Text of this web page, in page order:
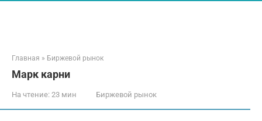
Главная » Биржевой рынок
Марк карни
На чтение: 23 мин Биржевой рынок